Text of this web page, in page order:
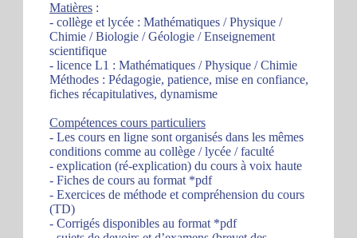
Matières :
- collège et lycée : Mathématiques / Physique /
Chimie / Biologie / Géologie / Enseignement
scientifique
- licence L1 : Mathématiques / Physique / Chimie
Méthodes : Pédagogie, patience, mise en confiance,
fiches récapitulatives, dynamisme
Compétences cours particuliers
- Les cours en ligne sont organisés dans les mêmes
conditions comme au collège / lycée / faculté
- explication (ré-explication) du cours à voix haute
- Fiches de cours au format *pdf
- Exercices de méthode et compréhension du cours
(TD)
- Corrigés disponibles au format *pdf